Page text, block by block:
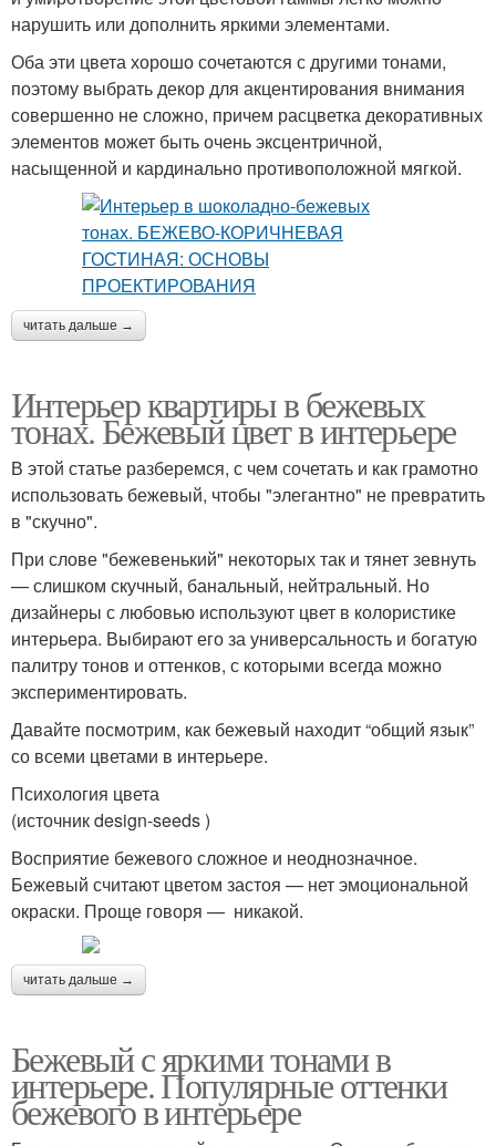
нарушить или дополнить яркими элементами.
Оба эти цвета хорошо сочетаются с другими тонами,
поэтому выбрать декор для акцентирования внимания
совершенно не сложно, причем расцветка декоративных
элементов может быть очень эксцентричной,
насыщенной и кардинально противоположной мягкой.
читать дальше →
Интерьер квартиры в бежевых
тонах. Бежевый цвет в интерьере
В этой статье разберемся, с чем сочетать и как грамотно
использовать бежевый, чтобы "элегантно" не превратить
в "скучно".
При слове "бежевенький" некоторых так и тянет зевнуть
— слишком скучный, банальный, нейтральный. Но
дизайнеры с любовью используют цвет в колористике
интерьера. Выбирают его за универсальность и богатую
палитру тонов и оттенков, с которыми всегда можно
экспериментировать.
Давайте посмотрим, как бежевый находит “общий язык”
со всеми цветами в интерьере.
Психология цвета
(источник design-seeds )
Восприятие бежевого сложное и неоднозначное.
Бежевый считают цветом застоя — нет эмоциональной
окраски. Проще говоря — никакой.
читать дальше →
Бежевый с яркими тонами в
интерьере. Популярные оттенки
бежевого в интерьере